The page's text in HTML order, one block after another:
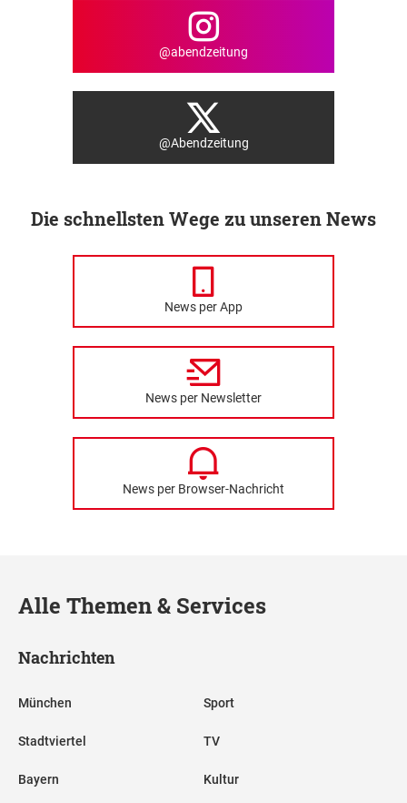
@abendzeitung
@Abendzeitung
Die schnellsten Wege zu unseren News
News per App
News per Newsletter
News per Browser-Nachricht
Alle Themen & Services
Nachrichten
München
Stadtviertel
Bayern
Sport
TV
Kultur